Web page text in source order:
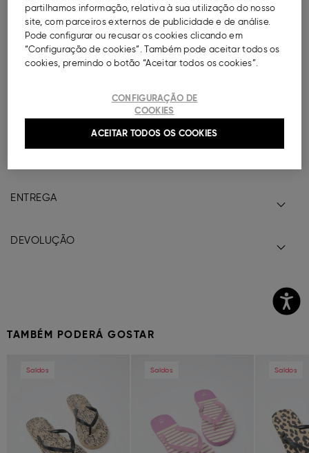
DESCRIÇÃO
Ref. 000041149207002
ENTREGA
DEVOLUÇÃO
TAMBÉM PODERÁ GOSTAR
Saldos Saldos Saldos
partilhamos informação, relativa à sua utilização do nosso
site, com parceiros externos de publicidade e de análise.
Pode configurar ou recusar os cookies clicando em
“Configuração de cookies”. Também pode aceitar todos os
cookies, premindo o botão “Aceitar todos os cookies”.
CONFIGURAÇÃO DE
COOKIES
ACEITAR TODOS OS COOKIES